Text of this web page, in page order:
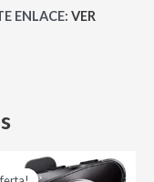
ENLACE: VER
El
precio
El
precio